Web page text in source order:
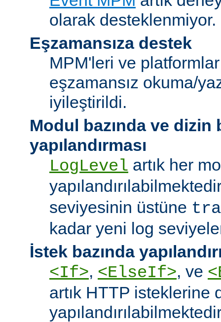
olarak desteklenmiyor.
Eşzamansıza destek
MPM'leri ve
eşzamansız okuma/
iyileştirildi.
Modul bazında ve dizin
yapılandırması
LogLevel artık her
seviyesinin üstüne
kadar yeni log
İstek bazında
<If>, <ElseIf>, ve
artık HTTP isteklerine